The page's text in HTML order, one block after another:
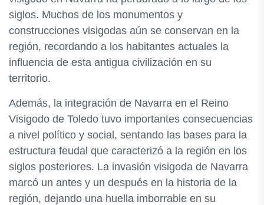
siglos. Muchos de los monumentos y
construcciones visigodas aún se conservan en la
región, recordando a los habitantes actuales la
influencia de esta antigua civilización en su
territorio.
Además, la integración de Navarra en el Reino
Visigodo de Toledo tuvo importantes consecuencias
a nivel político y social, sentando las bases para la
estructura feudal que caracterizó a la región en los
siglos posteriores. La invasión visigoda de Navarra
marcó un antes y un después en la historia de la
región, dejando una huella imborrable en su